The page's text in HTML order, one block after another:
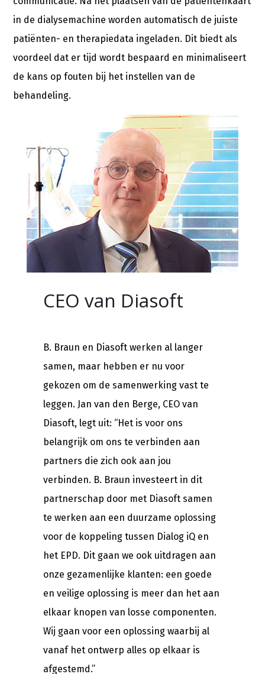
in de dialysemachine worden automatisch de juiste
patiënten- en therapiedata ingeladen. Dit biedt als
voordeel dat er tijd wordt bespaard en minimaliseert
de kans op fouten bij het instellen van de
behandeling.
CEO van Diasoft
B. Braun en Diasoft werken al langer
samen, maar hebben er nu voor
gekozen om de samenwerking vast te
leggen. Jan van den Berge, CEO van
Diasoft, legt uit: “Het is voor ons
belangrijk om ons te verbinden aan
partners die zich ook aan jou
verbinden. B. Braun investeert in dit
partnerschap door met Diasoft samen
te werken aan een duurzame oplossing
voor de koppeling tussen Dialog iQ en
het EPD. Dit gaan we ook uitdragen aan
onze gezamenlijke klanten: een goede
en veilige oplossing is meer dan het aan
elkaar knopen van losse componenten.
Wij gaan voor een oplossing waarbij al
vanaf het ontwerp alles op elkaar is
afgestemd.”